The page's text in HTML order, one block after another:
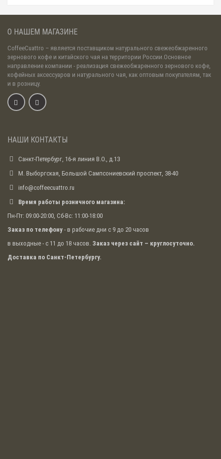
О НАШЕМ МАГАЗИНЕ
CoffeeCuattro – является поставщиком натурального свежеобжаренного
зернового кофе и китайского чая на территории России.Основное
направление компании - реализация свежеобжаренного зернового кофе,
кофейных аксессуаров и натурального чая, как оптовым покупателям, так
и в розницу.
НАШИ КОНТАКТЫ
Санкт-Петербург, 16-я линия В.О., д.13
М. Выборгская, Большой Сампсониевский проспект, 38-40
info@coffeecuattro.ru
Время работы розничного магазина:
Пн-Пт: 09:00-20:00, Сб-Вс: 11:00-18:00
Заказ по телефону - в рабочие дни с 9 до 20 часов
в выходные - с 11 до 18 часов. Заказ через сайт – круглосуточно.
Доставка по Санкт-Петербургу.